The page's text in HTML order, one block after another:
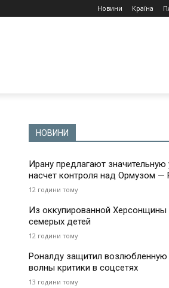
Новини Країна
НОВИНИ
Ирану предлагают значительную
насчет контроля над Ормузом —
12 години тому
Из оккупированной Херсонщины
семерых детей
12 години тому
Роналду защитил возлюбленную
волны критики в соцсетях
13 години тому